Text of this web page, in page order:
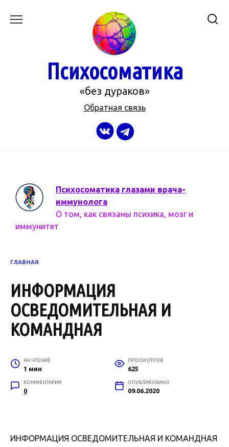
Психосоматика
«без дураков»
Обратная связь
Психосоматика глазами врача-
иммунолога
О том, как связаны психика, мозг и
иммунитет
ГЛАВНАЯ
ИНФОРМАЦИЯ
ОСВЕДОМИТЕЛЬНАЯ И
КОМАНДНАЯ
НА ЧТЕНИЕ
1 мин
ПРОСМОТРОВ
625
КОММЕНТАРИИ
0
ОПУБЛИКОВАНО
09.06.2020
ИНФОРМАЦИЯ ОСВЕДОМИТЕЛЬНАЯ И КОМАНДНАЯ